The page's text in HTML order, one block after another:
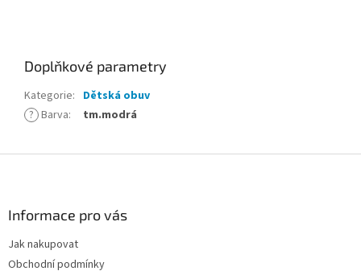
Doplňkové parametry
Kategorie: Dětská obuv
? Barva: tm.modrá
Informace pro vás
Jak nakupovat
Obchodní podmínky